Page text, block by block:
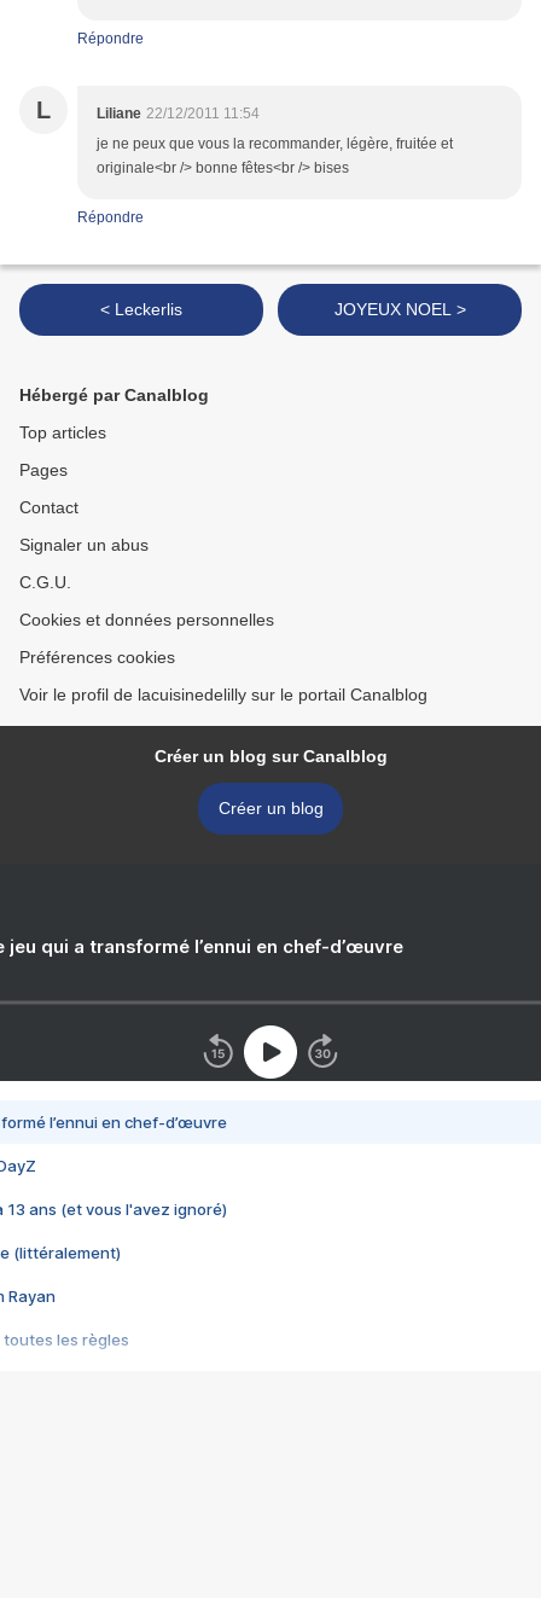
Répondre
L Liliane 22/12/2011 11:54
je ne peux que vous la recommander, légère, fruitée et
originale<br /> bonne fêtes<br /> bises
Répondre
< Leckerlis JOYEUX NOEL >
Hébergé par Canalblog
Top articles
Pages
Contact
Signaler un abus
C.G.U.
Cookies et données personnelles
Préférences cookies
Voir le profil de lacuisinedelilly sur le portail Canalblog
Créer un blog sur Canalblog
Créer un blog
jeu qui a transformé l’ennui en chef-d’œuvre
l’ennui en chef-d’œuvre
13 ans (et vous l'avez ignoré)
(littéralement)
Rayan
toutes les règles